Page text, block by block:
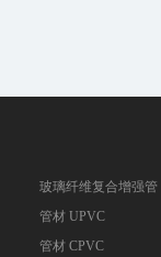
玻璃纤维复合增强管
管材 UPVC
管材 CPVC